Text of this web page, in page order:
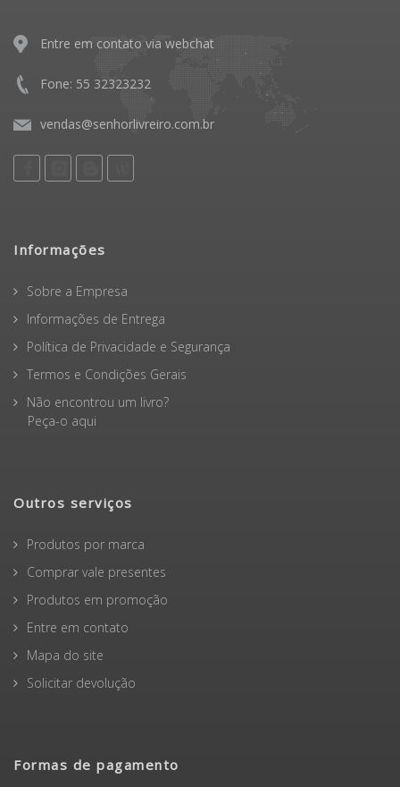
Entre em contato via webchat
Fone: 55 32323232
vendas@senhorlivreiro.com.br
Informações
Sobre a Empresa
Informações de Entrega
Política de Privacidade e Segurança
Termos e Condições Gerais
Não encontrou um livro?
Peça-o aqui
Outros serviços
Produtos por marca
Comprar vale presentes
Produtos em promoção
Entre em contato
Mapa do site
Solicitar devolução
Formas de pagamento